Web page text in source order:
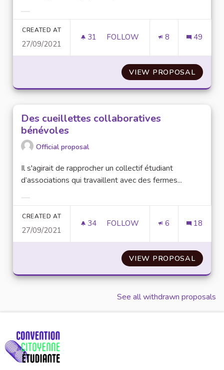
CREATED AT
27/09/2021
31 31 FOLLOWERS
FOLLOW 8 49
VIEW PROPOSAL
Des cueillettes collaboratives
bénévoles
Official proposal
Il s'agirait de rapprocher un collectif étudiant
d’associations qui travaillent avec des fermes...
CREATED AT
27/09/2021
34 34 FOLLOWERS
FOLLOW 6 18
VIEW PROPOSALDES
See all withdrawn proposals